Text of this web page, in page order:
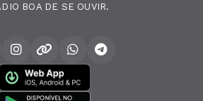
BOA DE SE OUVIR.